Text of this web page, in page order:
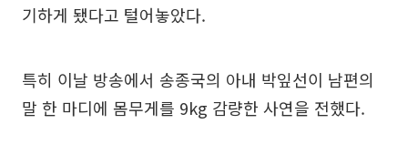
기하게 됐다고 털어놓았다.
특히 이날 방송에서 송종국의 아내 박잎선이 남편의
말 한 마디에 몸무게를 9kg 감량한 사연을 전했다.